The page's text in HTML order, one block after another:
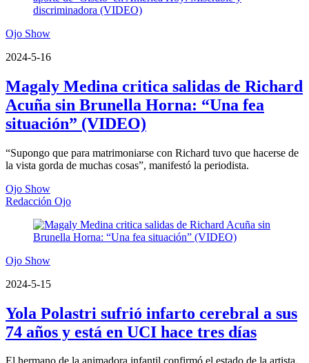
Ojo Show
2024-5-16
Magaly Medina critica salidas de Richard
Acuña sin Brunella Horna: “Una fea
situación” (VIDEO)
“Supongo que para matrimoniarse con Richard tuvo que hacerse de
la vista gorda de muchas cosas”, manifestó la periodista.
Ojo Show
Redacción Ojo
Ojo Show
2024-5-15
Yola Polastri sufrió infarto cerebral a sus
74 años y está en UCI hace tres días